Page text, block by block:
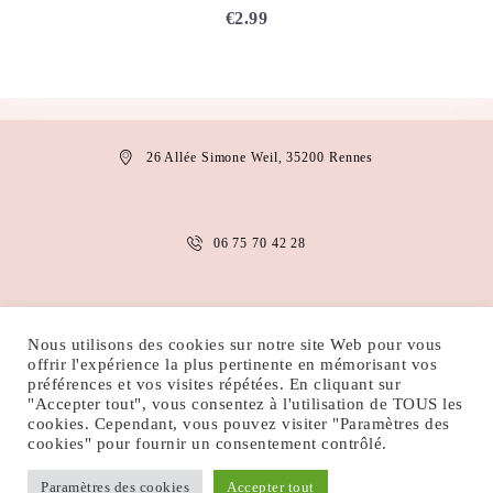
€2.99
26 Allée Simone Weil, 35200 Rennes
06 75 70 42 28
MENTIONS LÉGALES CONDITIONS D’UTILISATION
POLITIQUE DE COOKIES POLITIQUE DE CONFIDENTIALITÉ
Nous utilisons des cookies sur notre site Web pour vous
offrir l'expérience la plus pertinente en mémorisant vos
préférences et vos visites répétées. En cliquant sur
"Accepter tout", vous consentez à l'utilisation de TOUS les
cookies. Cependant, vous pouvez visiter "Paramètres des
cookies" pour fournir un consentement contrôlé.
Paramètres des cookies Accepter tout